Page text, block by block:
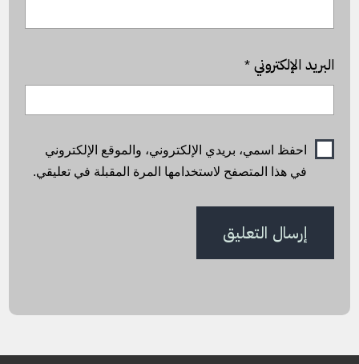
البريد الإلكتروني*
احفظ اسمي، بريدي الإلكتروني، والموقع الإلكتروني
في هذا المتصفح لاستخدامها المرة المقبلة في تعليقي.